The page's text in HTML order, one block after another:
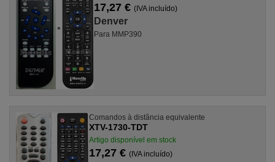
17,27 €(IVA incluído)
Denver
Para MMP390
Comandos à distância equivalente
XTV-1730-TDT
Artigo disponível em stock
17,27 € (IVA incluído)